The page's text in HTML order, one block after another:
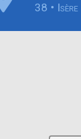
38 • Isère